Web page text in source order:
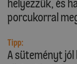
helyezzük, és
porcukorral
Tipp:
A süteményt